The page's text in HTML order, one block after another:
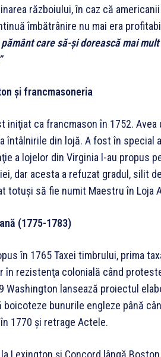
războiului, în caz că
îmbătrânire nu mai era
care să-şi dorească mai
şi francmasoneria
iniţiat ca francmason în 1752.
întâlnirile din lojă. A fost în
a lojelor din Virginia l-au propus
dar acesta a refuzat gradul, silit
totuşi să fie numit Maestru în Loja
(1775-1783)
în 1765 Taxei timbrului, prima
în rezistenţa colonială când
Washington lansează proiectul
bunurile engleze până
1770 şi retrage Actele.
Lexington şi Concord lângă